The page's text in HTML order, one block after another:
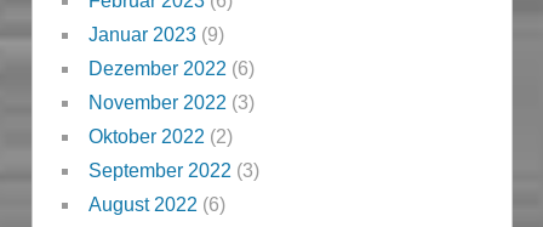
Januar 2023(9)
Dezember 2022 (6)
November 2022 (3)
Oktober 2022 (2)
September 2022 (3)
August 2022 (6)